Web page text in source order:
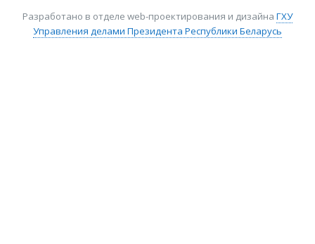
Разработано в отделе web-проектирования и дизайна ГХУ
Управления делами Президента Республики Беларусь